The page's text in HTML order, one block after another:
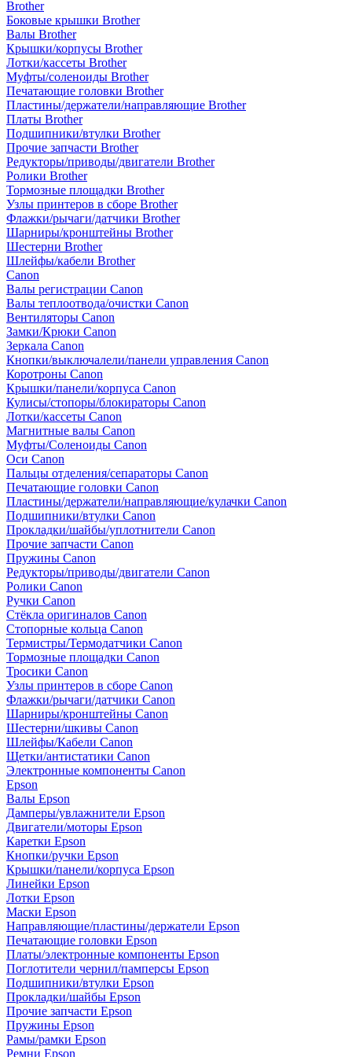
Brother
Боковые крышки Brother
Валы Brother
Крышки/корпусы Brother
Лотки/кассеты Brother
Муфты/соленоиды Brother
Печатающие головки Brother
Пластины/держатели/направляющие Brother
Платы Brother
Подшипники/втулки Brother
Прочие запчасти Brother
Редукторы/приводы/двигатели Brother
Ролики Brother
Тормозные площадки Brother
Узлы принтеров в сборе Brother
Флажки/рычаги/датчики Brother
Шарниры/кронштейны Brother
Шестерни Brother
Шлейфы/кабели Brother
Canon
Валы регистрации Canon
Валы теплоотвода/очистки Canon
Вентиляторы Canon
Замки/Крюки Canon
Зеркала Canon
Кнопки/выключалели/панели управления Canon
Коротроны Canon
Крышки/панели/корпуса Canon
Кулисы/стопоры/блокираторы Canon
Лотки/кассеты Canon
Магнитные валы Canon
Муфты/Соленоиды Canon
Оси Canon
Пальцы отделения/сепараторы Canon
Печатающие головки Canon
Пластины/держатели/направляющие/кулачки Canon
Подшипники/втулки Canon
Прокладки/шайбы/уплотнители Canon
Прочие запчасти Canon
Пружины Canon
Редукторы/приводы/двигатели Canon
Ролики Canon
Ручки Canon
Стёкла оригиналов Canon
Стопорные кольца Canon
Термистры/Термодатчики Canon
Тормозные площадки Canon
Тросики Canon
Узлы принтеров в сборе Canon
Флажки/рычаги/датчики Canon
Шарниры/кронштейны Canon
Шестерни/шкивы Canon
Шлейфы/Кабели Canon
Щетки/антистатики Canon
Электронные компоненты Canon
Epson
Валы Epson
Дамперы/увлажнители Epson
Двигатели/моторы Epson
Каретки Epson
Кнопки/ручки Epson
Крышки/панели/корпуса Epson
Линейки Epson
Лотки Epson
Маски Epson
Направляющие/пластины/держатели Epson
Печатающие головки Epson
Платы/электронные компоненты Epson
Поглотители чернил/памперсы Epson
Подшипники/втулки Epson
Прокладки/шайбы Epson
Прочие запчасти Epson
Пружины Epson
Рамы/рамки Epson
Ремни Epson